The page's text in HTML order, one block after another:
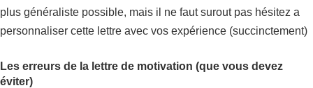
plus généraliste possible, mais il ne faut surout pas hésitez a
personnaliser cette lettre avec vos expérience (succinctement)
Les erreurs de la lettre de motivation (que vous devez
éviter)